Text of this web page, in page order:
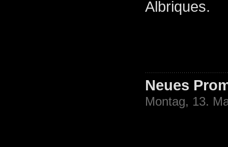
Albriques.
Neues
Montag, 13.